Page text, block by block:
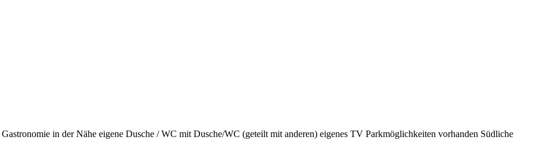
Gastronomie in der Nähe eigene Dusche / WC mit Dusche/WC (geteilt mit anderen) eigenes TV Parkmöglichkeiten vorhanden Südliche